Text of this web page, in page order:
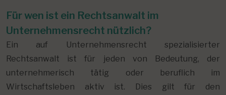
Für wen ist ein Rechtsanwalt im
Unternehmensrecht nützlich?
Ein auf Unternehmensrecht spezialisierter
Rechtsanwalt ist für jeden von Bedeutung, der
unternehmerisch tätig oder beruflich im
Wirtschaftsleben aktiv ist. Dies gilt für den